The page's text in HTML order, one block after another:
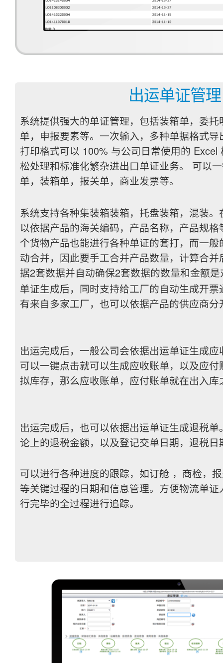
出运单证管理
系统提供强大的单证管理，包括装箱单，委
单，申报要素等。一次输入，多种单据格式
打印格式可以 100% 与公司日常使用的 Excel
松处理和标准化繁杂进出口单证业务。
可以
单，装箱单，报关单，商业发票等。
系统支持各种集装箱装箱，托盘装箱，混装
以依据产品的海关编码，产品名称，产品规
个货物产品也能进行各种单证的套打，而一
动合并，因此要手工合并产品数量，计算合
据2套数据并自动确保2套数据的数量和金额
单证生成后，同时支持给工厂的自动生成开
有来自多家工厂，也可以依据产品的供应商分
出运完成后，一般公司会依据出运单证生成
可以一键点击就可以生成应收账单，以及应
拟库存，那么应收账单，应付账单就在出入库
出运完成后，也可以依据出运单证生成退税单
论上的退税金额，以及登记交单日期
可以进行各种进度的跟踪，如订舱 ，商检，
等关键过程的日期和信息管理。方便物流单
行完毕的全过程进行追踪。